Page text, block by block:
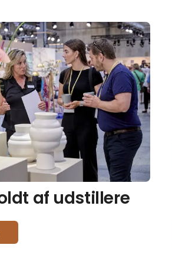
af udstillere